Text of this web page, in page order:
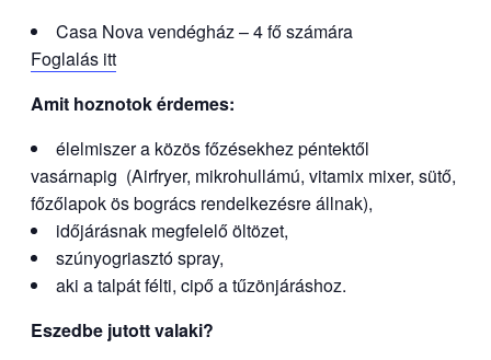
Casa Nova vendégház – 4 fő számára
Foglalás itt
Amit hoznotok érdemes:
élelmiszer a közös főzésekhez péntektől
vasárnapig (Airfryer, mikrohullámú, vitamix mixer, sütő,
főzőlapok ös bogrács rendelkezésre állnak),
időjárásnak megfelelő öltözet,
szúnyogriasztó spray,
aki a talpát félti, cipő a tűzönjáráshoz.
Eszedbe jutott valaki?